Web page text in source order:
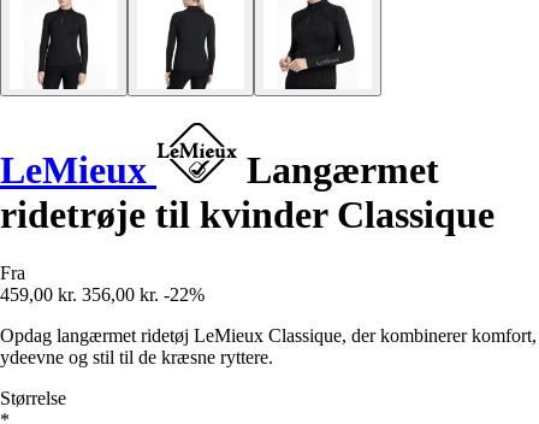
LeMieux
Langærmet
ridetrøje til kvinder Classique
Fra
459,00 kr. 356,00 kr. -22%
Opdag langærmet ridetøj LeMieux Classique, der kombinerer komfort,
ydeevne og stil til de kræsne ryttere.
Størrelse
*